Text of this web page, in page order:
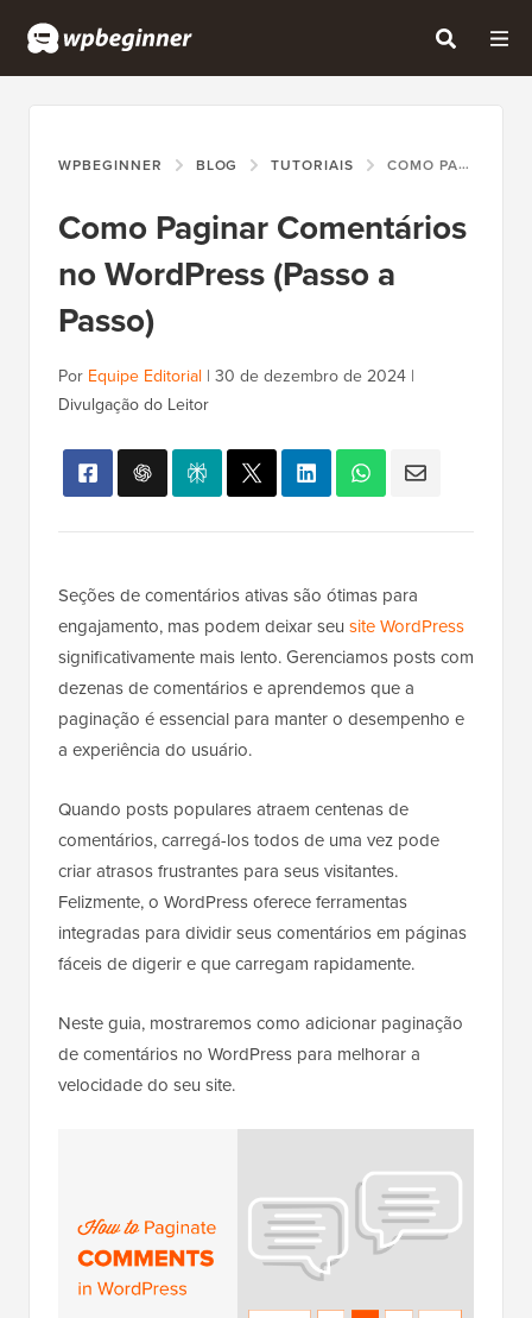
WPBEGINNER BLOG TUTORIAIS COMO PAGINAR COMENTÁRIOS NO WORDPRESS (PASSO A PASSO)
Como Paginar Comentários
no WordPress (Passo a
Passo)
Por Equipe Editorial | 30 de dezembro de 2024 |
Divulgação do Leitor
Seções de comentários ativas são ótimas para
engajamento, mas podem deixar seu site WordPress
significativamente mais lento. Gerenciamos posts com
dezenas de comentários e aprendemos que a
paginação é essencial para manter o desempenho e
a experiência do usuário.
Quando posts populares atraem centenas de
comentários, carregá-los todos de uma vez pode
criar atrasos frustrantes para seus visitantes.
Felizmente, o WordPress oferece ferramentas
integradas para dividir seus comentários em páginas
fáceis de digerir e que carregam rapidamente.
Neste guia, mostraremos como adicionar paginação
de comentários no WordPress para melhorar a
velocidade do seu site.